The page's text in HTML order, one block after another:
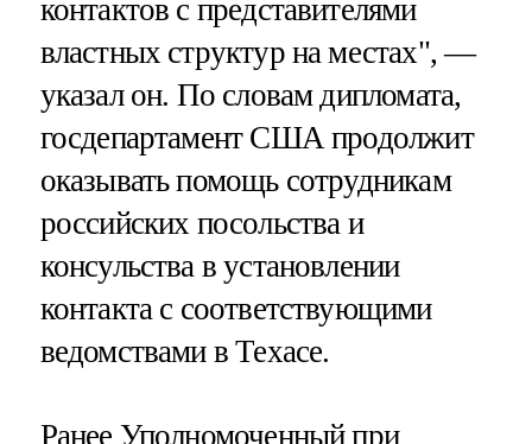
контактов с представителями
властных структур на местах", —
указал он. По словам дипломата,
госдепартамент США продолжит
оказывать помощь сотрудникам
российских посольства и
консульства в установлении
контакта с соответствующими
ведомствами в Техасе.
Ранее Уполномоченный при